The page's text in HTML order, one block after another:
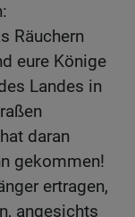
Räuchern
eure Könige
Landes in
daran
gekommen!
ertragen,
angesichts